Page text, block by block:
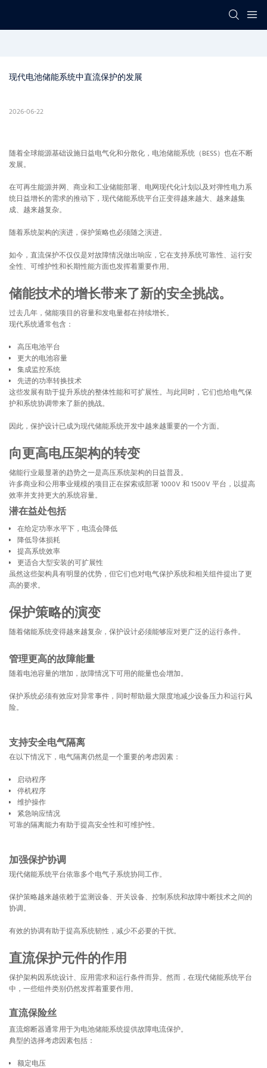
现代电池储能系统中直流保护的发展
2026-06-22
随着全球能源基础设施日益电气化和分散化，电池储能系统（BESS）也在不断
发展。
在可再生能源并网、商业和工业储能部署、电网现代化计划以及对弹性电力系
统日益增长的需求的推动下，现代储能系统平台正变得越来越大、越来越集
成、越来越复杂。
随着系统架构的演进，保护策略也必须随之演进。
如今，直流保护不仅仅是对故障情况做出响应，它在支持系统可靠性、运行安
全性、可维护性和长期性能方面也发挥着重要作用。
储能技术的增长带来了新的安全挑战。
过去几年，储能项目的容量和发电量都在持续增长。
现代系统通常包含：
高压电池平台
更大的电池容量
集成监控系统
先进的功率转换技术
这些发展有助于提升系统的整体性能和可扩展性。与此同时，它们也给电气保
护和系统协调带来了新的挑战。
因此，保护​​设计已成为现代储能系统开发中越来越重要的一个方面。
向更高电压架构的转变
储能行业最显著的趋势之一是高压系统架构的日益普及。
许多商业和公用事业规模的项目正在探索或部署 1000V 和 1500V 平台，以提高
效率并支持更大的系统容量。
潜在益处包括
在给定功率水平下，电流会降低
降低导体损耗
提高系统效率
更适合大型安装的可扩展性
虽然这些架构具有明显的优势，但它们也对电气保护系统和相关组件提出了更
高的要求。
保护策略的演变
随着储能系统变得越来越复杂，保护设计必须能够应对更广泛的运行条件。
管理更高的故障能量
随着电池容量的增加，故障情况下可用的能量也会增加。
保护系统必须有效应对异常事件，同时帮助最大限度地减少设备压力和运行风
险。
支持安全电气隔离
在以下情况下，电气隔离仍然是一个重要的考虑因素：
启动程序
停机程序
维护操作
紧急响应情况
可靠的隔离能力有助于提高安全性和可维护性。
加强保护协调
现代储能系统平台依靠多个电气子系统协同工作。
保护策略越来越依赖于监测设备、开关设备、控制系统和故障中断技术之间的
协调。
有效的协调有助于提高系统韧性，减少不必要的干扰。
直流保护元件的作用
保护架构因系统设计、应用需求和运行条件而异。然而，在现代储能系统平台
中，一些组件类别仍然发挥着重要作用。
直流保险丝
直流熔断器通常用于为电池储能系统提供故障电流保护。
典型的选择考虑因素包括：
额定电压